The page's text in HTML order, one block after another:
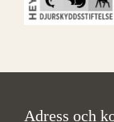
Adress och